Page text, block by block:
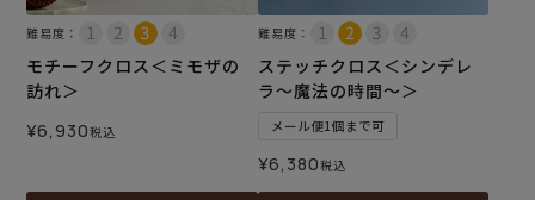
難易度：
モチーフクロス＜ミモザの
訪れ＞
¥6,930税込
難易度：
ステッチクロス＜シンデレ
ラ～魔法の時間～＞
メール便1個まで可
¥6,380税込